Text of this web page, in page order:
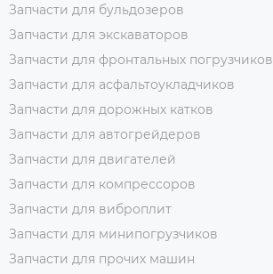
Запчасти для бульдозеров
Запчасти для экскаваторов
Запчасти для фронтальных погрузчиков
Запчасти для асфальтоукладчиков
Запчасти для дорожных катков
Запчасти для автогрейдеров
Запчасти для двигателей
Запчасти для компрессоров
Запчасти для виброплит
Запчасти для минипогрузчиков
Запчасти для прочих машин